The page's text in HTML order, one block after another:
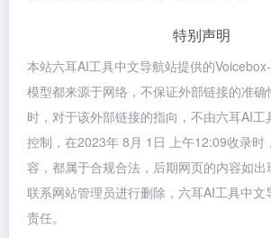
特别声明
本站六耳AI工具中文导航站提供的
模型都来源于网络，不保证外部链接的准确
时，对于该外部链接的指向，不由六耳AI
控制，在2023年 8月 1日 上午12:09收录时
容，都属于合规合法，后期网页的内容如
联系网站管理员进行删除，六耳AI工具中文
责任。